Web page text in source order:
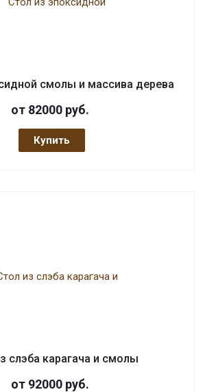
смолы и массива дерева
от 82000 руб.
Купить
слэба карагача и смолы
от 92000 руб.